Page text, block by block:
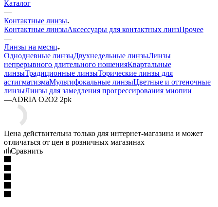
Каталог
—
Контактные линзы
Контактные линзыАксессуары для контактных линзПрочее
—
Линзы на месяц
Однодневные линзыДвухнедельные линзыЛинзы
непрерывного длительного ношенияКвартальные
линзыТрадиционные линзыТорические линзы для
астигматизмаМультифокальные линзыЦветные и оттеночные
линзыЛинзы для замедления прогрессирования миопии
—ADRIA O2O2 2pk
Цена действительна только для интернет-магазина и может
отличаться от цен в розничных магазинах
Сравнить